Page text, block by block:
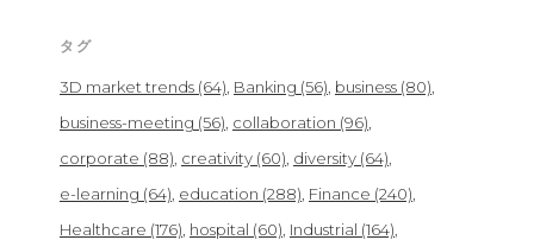
タグ
3D market trends (64) Banking (56) business (80)
business-meeting (56) collaboration (96)
corporate (88) creativity (60) diversity (64)
e-learning (64) education (288) Finance (240)
Healthcare (176) hospital (60) Industrial (164)